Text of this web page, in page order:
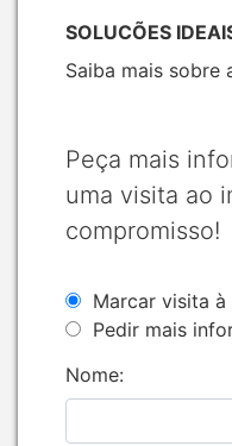
SOLUCÕES
Saiba mais sobre
Peça mais
uma visita ao
compromisso!
Marcar visita
Pedir mais
Nome: